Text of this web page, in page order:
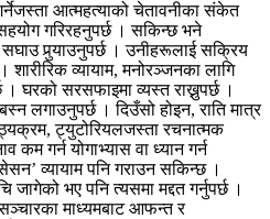
आत्महत्याको चेतावनीका संकेत
गरिरहनुपर्छ । सकिन्छ भने
पुर्‍याउनुपर्छ । उनीहरूलाई सक्रिय
व्यायाम, मनोरञ्जनका लागि
घरको सरसफाइमा व्यस्त राख्नुपर्छ ।
लगाउनुपर्छ । दिउँसो होइन, राति मात्र
ट्युटोरियलजस्ता रचनात्मक
कम गर्न योगाभ्यास वा ध्यान गर्न
व्यायाम पनि गराउन सकिन्छ ।
भए पनि त्यसमा मद्दत गर्नुपर्छ ।
माध्यमबाट आफन्त र